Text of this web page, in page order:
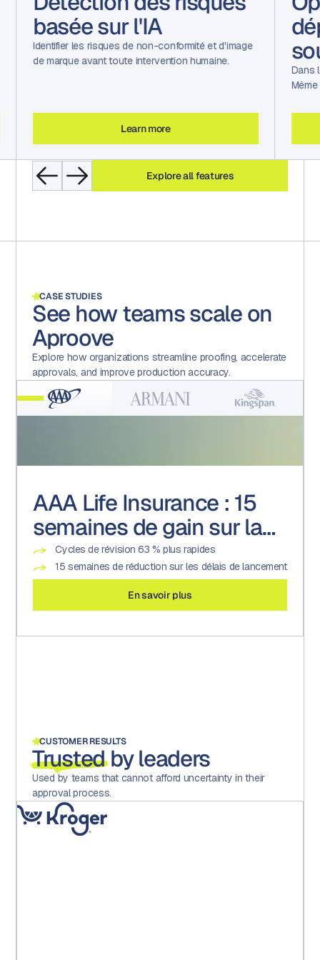
basée sur l'IA
Identifier les risques de non-conformité et d'image
de marque avant toute intervention humaine.
Learn more
Dans
Explore all features
CASE STUDIES
See how teams scale on
Aproove
Explore how organizations streamline proofing, accelerate
approvals, and improve production accuracy.
AAA Life Insurance : 15
semaines de gain sur la
mise sur le marché
Cycles de révision 63 % plus rapides
15 semaines de réduction sur les délais de lancement
En savoir plus
Armani : Utilisation
avancée des formulaires
4 fois plus d'actifs approuvés
90 % de réduction des délais de production créative
En savoir plus
Kingspan : Une culture de
la conformité portée par
la technologie
Augmentation de 200 % des tâches et projets
auditables
Réduction de 19 % des efforts associés
En savoir plus
Kroger : Transformer un
centre d'excellence en
exécution promotionnelle
22 marques
Plus de 600 versions par semaine
En savoir plus
CUSTOMER RESULTS
Trustedby leaders
Used by teams that cannot afford uncertainty in their
approval process.